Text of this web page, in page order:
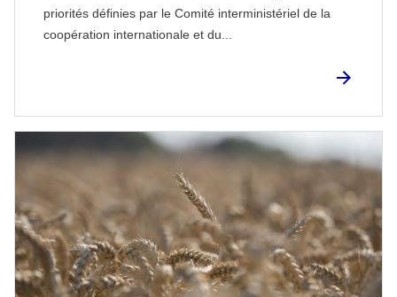
priorités définies par le Comité interministériel de la
coopération internationale et du...